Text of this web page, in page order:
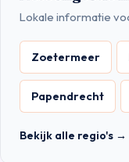
Lokale informatie
Zoetermeer
Papendrecht
Bekijk alle regio's →